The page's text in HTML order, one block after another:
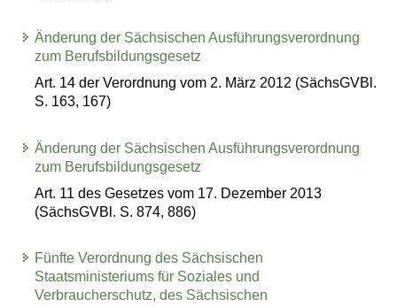
Änderung der Sächsischen Ausführungsverordnung
zum Berufsbildungsgesetz
Art. 14 der Verordnung vom 2. März 2012 (SächsGVBl.
S. 163, 167)
Änderung der Sächsischen Ausführungsverordnung
zum Berufsbildungsgesetz
Art. 11 des Gesetzes vom 17. Dezember 2013
(SächsGVBl. S. 874, 886)
Fünfte Verordnung des Sächsischen
Staatsministeriums für Soziales und
Verbraucherschutz, des Sächsischen